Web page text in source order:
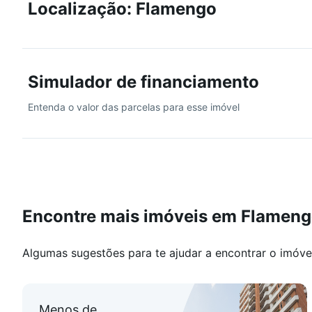
para imóveis que possuem informação específica
Localização: Flamengo
Simulador de financiamento
Entenda o valor das parcelas para esse imóvel
Encontre mais imóveis em
Algumas sugestões para te ajudar a encontrar o